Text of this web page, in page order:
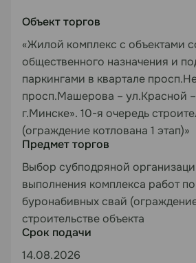
Объект торгов
«Жилой комплекс с объектами
общественного назначения и
паркингами в квартале
просп.Машерова – ул.Красной
г.Минске». 10-я очередь
(ограждение котлована 1 этап)»
Предмет торгов
Выбор субподряной
выполнения комплекса работ
буронабивных свай
строительстве объекта
Срок подачи
14.08.2026